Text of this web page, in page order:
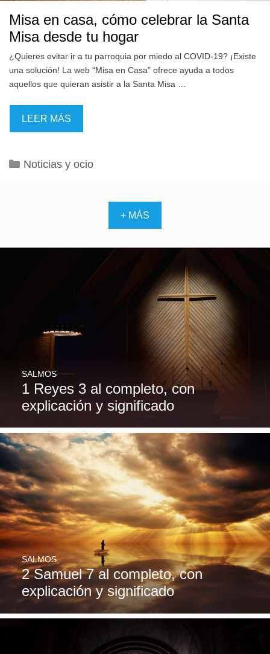
Misa en casa, cómo celebrar la Santa
Misa desde tu hogar
¿Quieres evitar ir a tu parroquia por miedo al COVID-19? ¡Existe
una solución! La web “Misa en Casa” ofrece ayuda a todos
aquellos que quieran asistir a la Santa Misa …
LEER MÁS
Categorías
Noticias y ocio
+ MÁS
1 Reyes 3 al completo, con
explicación y significado
SALMOS
2 Samuel 7 al completo, con
explicación y significado
SALMOS